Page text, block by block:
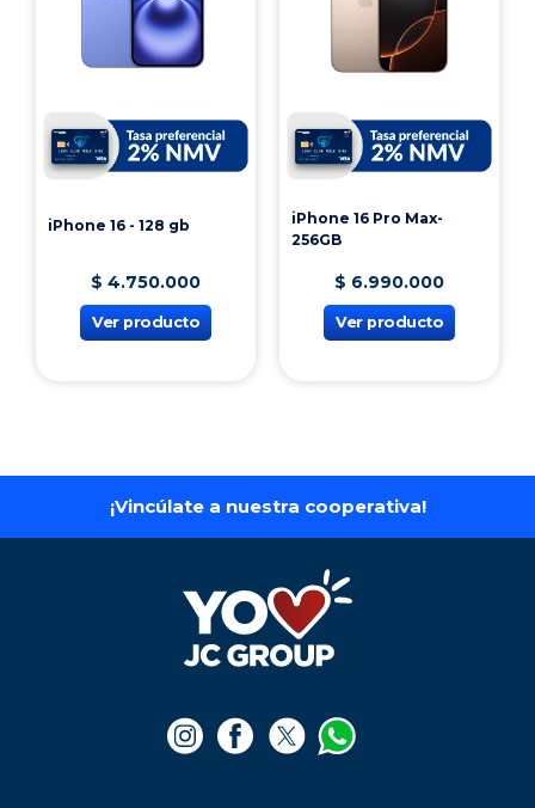
iPhone 16 - 128 gb
$ 4.750.000
Ver producto
iPhone 16 Pro Max-
256GB
$ 6.990.000
Ver producto
¡Vincúlate a nuestra cooperativa!